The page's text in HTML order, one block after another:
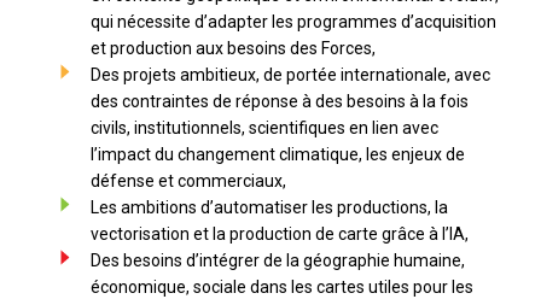
qui nécessite d’adapter les programmes d’acquisition
et production aux besoins des Forces,
Des projets ambitieux, de portée internationale, avec
des contraintes de réponse à des besoins à la fois
civils, institutionnels, scientifiques en lien avec
l’impact du changement climatique, les enjeux de
défense et commerciaux,
Les ambitions d’automatiser les productions, la
vectorisation et la production de carte grâce à l’IA,
Des besoins d’intégrer de la géographie humaine,
économique, sociale dans les cartes utiles pour les